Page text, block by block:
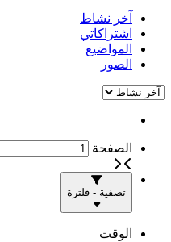
آخر نشاط
اشتراكاتي
المواضيع
الصور
الصفحة
تصفية - فلترة
الوقت